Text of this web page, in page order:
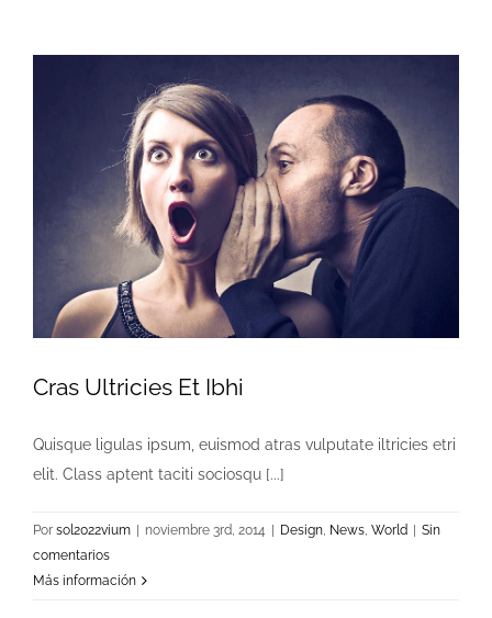
Cras Ultricies Et Ibhi
Quisque ligulas ipsum, euismod atras vulputate iltricies etri
elit. Class aptent taciti sociosqu [...]
Por sol2022vium noviembre 3rd, 2014 Design, News, World
Sin
comentarios
Más información